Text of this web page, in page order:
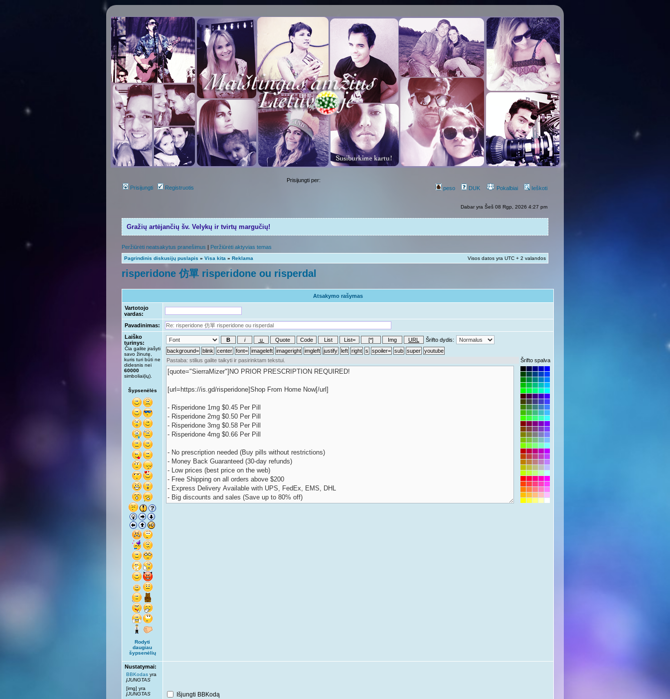
Prisijungti Registruotis
Prisijungti per:
peso
DUK Pokalbiai Ieškoti
Dabar yra Šeš 08 Rgp, 2026 4:27 pm
Gražių artėjančių šv. Velykų ir tvirtų margučių!
Peržiūrėti neatsakytus pranešimus | Peržiūrėti aktyvias temas
Pagrindinis diskusijų puslapis » Visa kita » Reklama Visos datos yra UTC + 2 valandos
risperidone 仿單 risperidone ou risperdal
Atsakymo rašymas
Vartotojo
vardas:
Pavadinimas:
Laiško
turinys:
Čia galite įrašyti
savo žinutę,
kuris turi būti ne
didesnis nei
60000
simboliai(ių).
Šypsenėlės
Rodyti
daugiau
šypsenėlių
Šrifto dydis:
Šrifto spalva
Nustatymai:
BBKodas yra
ĮJUNGTAS
[img] yra
ĮJUNGTAS
Išjungti BBKodą